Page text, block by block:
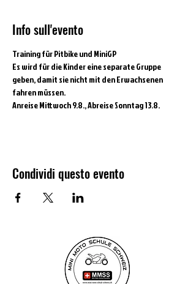
Info sull'evento
Training für Pitbike und MiniGP
Es wird für die Kinder eine separate Gruppe
geben, damit sie nicht mit den Erwachsenen
fahren müssen.
Anreise Mittwoch 9.8., Abreise Sonntag 13.8.
Condividi questo evento